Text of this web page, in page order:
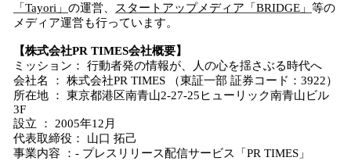
「Tayori」 の運営、 スタートアップメディア「BRIDGE」 等の
メディア運営も行っています。
【株式会社PR TIMES会社概要】
ミッション： 行動者発の情報が、人の心を揺さぶる時代へ
会社名 ： 株式会社PR TIMES （東証一部 証券コード：3922）
所在地 ： 東京都港区南青山2-27-25ヒューリック南青山ビル
3F
設立 ： 2005年12月
代表取締役： 山口 拓己
事業内容 ：- プレスリリース配信サービス「PR TIMES」